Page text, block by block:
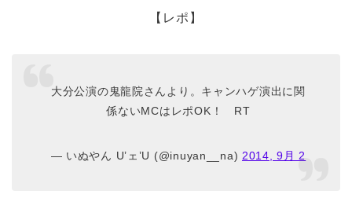
【レポ】
大分公演の鬼龍院さんより。キャンハゲ演出に関
係ないMCはレポOK！ RT
— いぬやん U’ェ’U (@inuyan__na) 2014, 9月 2